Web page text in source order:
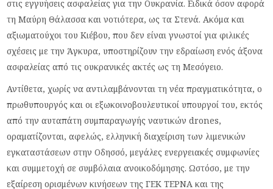
στις εγγυήσεις ασφαλείας για την Ουκρανία. Ειδικά όσον αφορά
τη Μαύρη Θάλασσα και νοτιότερα, ως τα Στενά. Ακόμα και
αξιωματούχοι του Κιέβου, που δεν είναι γνωστοί για φιλικές
σχέσεις με την Άγκυρα, υποστηρίζουν την εδραίωση ενός άξονα
ασφαλείας από τις ουκρανικές ακτές ως τη Μεσόγειο.
Αντίθετα, χωρίς να αντιλαμβάνονται τη νέα πραγματικότητα, ο
πρωθυπουργός και οι εξωκοινοβουλευτικοί υπουργοί του, εκτός
από την αυταπάτη συμπαραγωγής ναυτικών drones,
οραματίζονται, αφελώς, ελληνική διαχείριση των λιμενικών
εγκαταστάσεων στην Οδησσό, μεγάλες ενεργειακές συμφωνίες
και συμμετοχή σε συμβόλαια ανοικοδόμησης. Ωστόσο, με την
εξαίρεση ορισμένων κινήσεων της ΓΕΚ ΤΕΡΝΑ και της